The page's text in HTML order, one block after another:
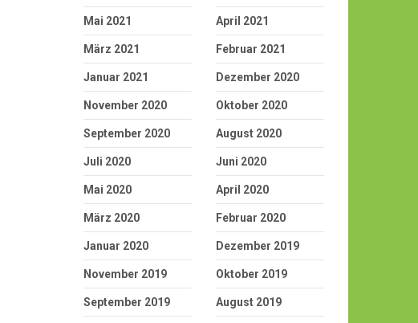
Mai 2021 April 2021
März 2021 Februar 2021
Januar 2021 Dezember 2020
November 2020 Oktober 2020
September 2020 August 2020
Juli 2020 Juni 2020
Mai 2020 April 2020
März 2020 Februar 2020
Januar 2020 Dezember 2019
November 2019 Oktober 2019
September 2019 August 2019